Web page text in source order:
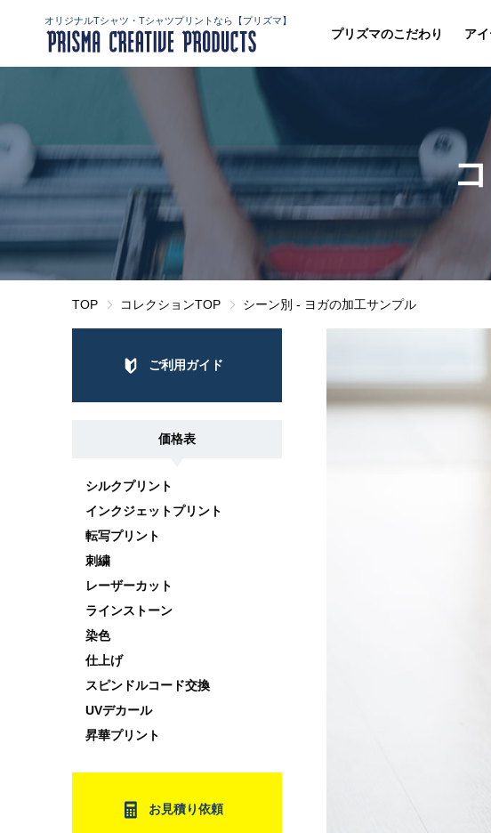
オリジナルTシャツ・Tシャツプリントなら【プリズマ】
プリズマのこだわり ア
TOP コレクションTOP シーン別 - ヨガの加工サンプル
ご利用ガイド
価格表
シルクプリント
インクジェットプリント
転写プリント
刺繍
レーザーカット
ラインストーン
染色
仕上げ
スピンドルコード交換
UVデカール
昇華プリント
お見積り依頼